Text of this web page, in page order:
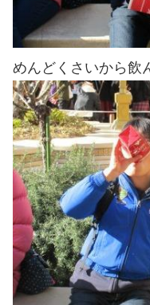
めんどくさいから飲